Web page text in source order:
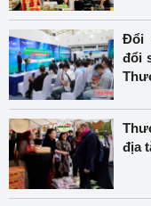
Đổi
đổi
địa